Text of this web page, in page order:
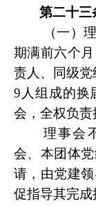
第二十三
（一）
期满前六个月
责人、同级
9人组成的换
会，全权负责
理事会
会、本团体
请，由党建
促指导其完成